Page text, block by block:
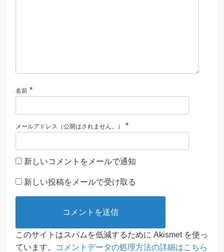
名前 *
メールアドレス（公開はされません。） *
新しいコメントをメールで通知
新しい投稿をメールで受け取る
このサイトはスパムを低減するために Akismet を使っ
ています。
コメントデータの処理方法の詳細はこちら